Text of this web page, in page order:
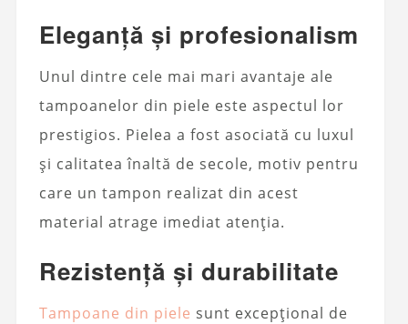
Eleganță și profesionalism
Unul dintre cele mai mari avantaje ale
tampoanelor din piele este aspectul lor
prestigios. Pielea a fost asociată cu luxul
și calitatea înaltă de secole, motiv pentru
care un tampon realizat din acest
material atrage imediat atenția.
Rezistență și durabilitate
Tampoane din piele sunt excepțional de